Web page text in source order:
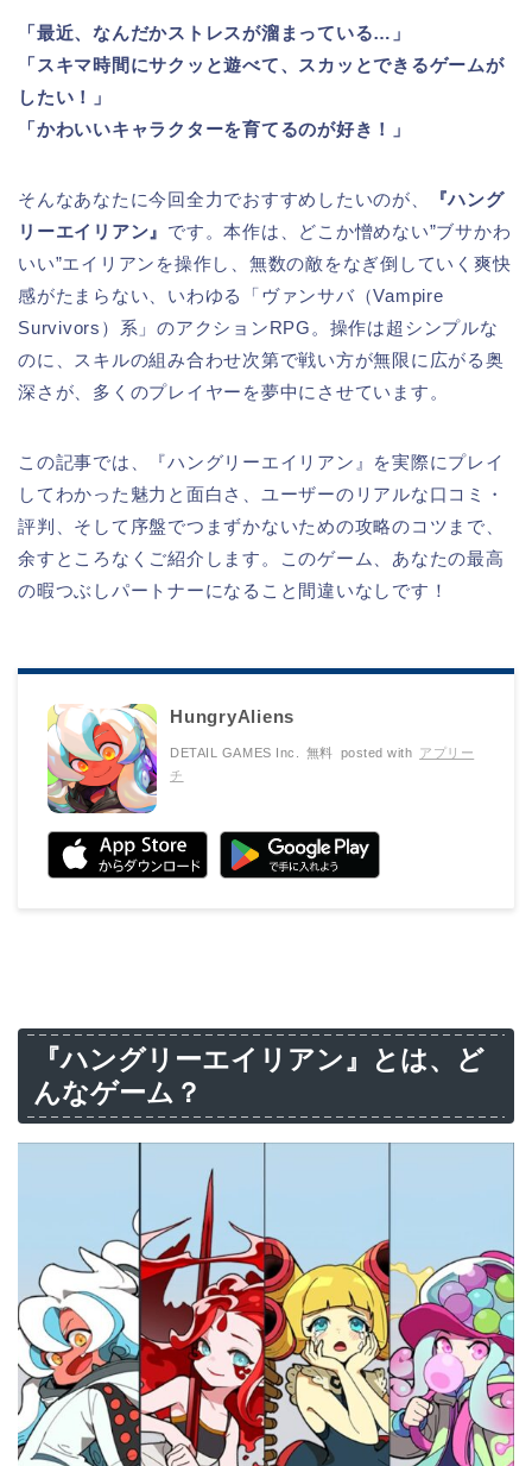
「最近、なんだかストレスが溜まっている…」
「スキマ時間にサクッと遊べて、スカッとできるゲームが
したい！」
「かわいいキャラクターを育てるのが好き！」
そんなあなたに今回全力でおすすめしたいのが、
『ハング
リーエイリアン』 です。本作は、どこか憎めない”ブサかわ
いい”エイリアンを操作し、無数の敵をなぎ倒していく爽快
感がたまらない、いわゆる「ヴァンサバ（Vampire
Survivors）系」のアクションRPG。操作は超シンプルな
のに、スキルの組み合わせ次第で戦い方が無限に広がる奥
深さが、多くのプレイヤーを夢中にさせています。
この記事では、『ハングリーエイリアン』を実際にプレイ
してわかった魅力と面白さ、ユーザーのリアルな口コミ・
評判、そして序盤でつまずかないための攻略のコツまで、
余すところなくご紹介します。このゲーム、あなたの最高
の暇つぶしパートナーになること間違いなしです！
HungryAliens
DETAIL GAMES Inc. 無料 posted with アプリー
チ
『ハングリーエイリアン』とは、ど
んなゲーム？